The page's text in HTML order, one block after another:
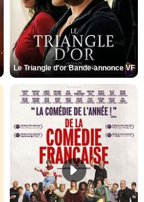
Le Triangle d'or Bande-annonce VF